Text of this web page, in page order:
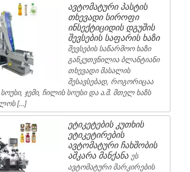
ავტომატური პასტის
თხევადი სიროფი
ინსექტიციდის დგუშის
შევსების საფარის ხაზი
შევსების საწარმოო ხაზი
განკუთვნილია ბლანტიანი
თხევადი მასალის
შესავსებად, როგორიცაა
ჯემი, ჩილის სოუსი და ა.შ. მთელ ხაზს
[…]
ეტიკეტების კუთხის
ეტიკეტირების
ავტომატური ჩახშობის
აშკარა მანქანა ეს
ავტომატური მარკირების